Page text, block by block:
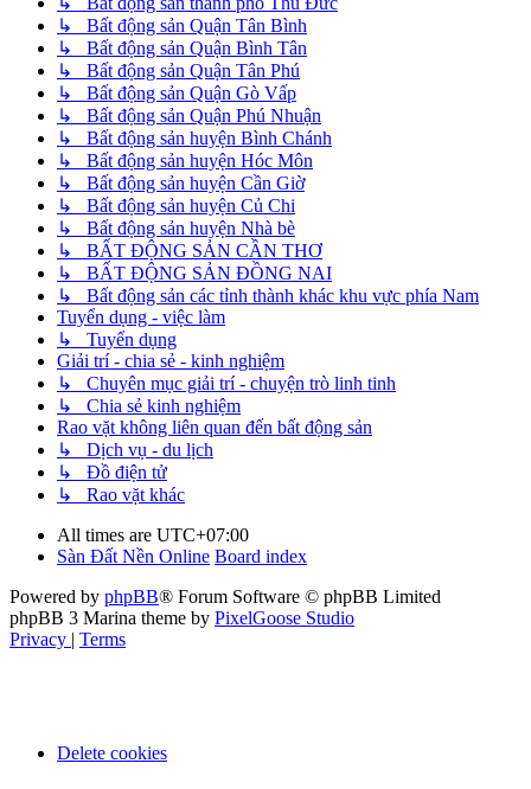
↳ Bất động sản Quận Tân Bình
↳ Bất động sản Quận Bình Tân
↳ Bất động sản Quận Tân Phú
↳ Bất động sản Quận Gò Vấp
↳ Bất động sản Quận Phú Nhuận
↳ Bất động sản huyện Bình Chánh
↳ Bất động sản huyện Hóc Môn
↳ Bất động sản huyện Cần Giờ
↳ Bất động sản huyện Củ Chi
↳ Bất động sản huyện Nhà bè
↳ BẤT ĐỘNG SẢN CẦN THƠ
↳ BẤT ĐỘNG SẢN ĐỒNG NAI
↳ Bất động sản các tỉnh thành khác khu vực phía Nam
Tuyển dụng - việc làm
↳ Tuyển dụng
Giải trí - chia sẻ - kinh nghiệm
↳ Chuyên mục giải trí - chuyện trò linh tinh
↳ Chia sẻ kinh nghiệm
Rao vặt không liên quan đến bất động sản
↳ Dịch vụ - du lịch
↳ Đồ điện tử
↳ Rao vặt khác
All times are UTC+07:00
Sàn Đất Nền Online Board index
Powered by phpBB® Forum Software © phpBB Limited
phpBB 3 Marina theme by PixelGoose Studio
Privacy | Terms
Delete cookies